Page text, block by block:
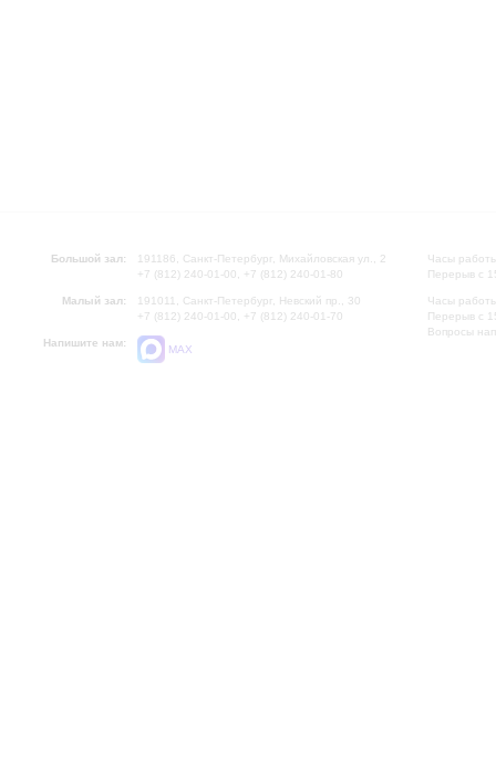
Большой зал:
191186, Санкт-Петербург, Михайловская ул., 2
+7 (812) 240-01-00, +7 (812) 240-01-80
Малый зал:
191011, Санкт-Петербург, Невский пр., 30
+7 (812) 240-01-00, +7 (812) 240-01-70
Напишите нам:
MAX
Часы
Перерыв с
Часы
Перерыв с
Вопросы